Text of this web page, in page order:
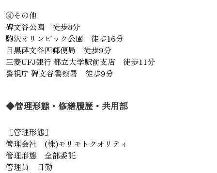
④その他
碑文谷公園 徒歩8分
駒沢オリンピック公園 徒歩16分
目黒碑文谷四郵便局 徒歩9分
三菱UFJ銀行 都立大学駅前支店 徒歩11分
警視庁 碑文谷警察署 徒歩9分
◆管理形態・修繕履歴・共用部
［管理形態］
管理会社 (株)モリモトクオリティ
管理形態 全部委託
管理員 日勤